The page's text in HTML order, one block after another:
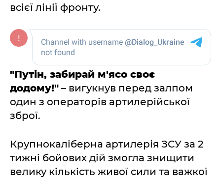
всієї лінії фронту.
"Путін, забирай м'ясо своє
додому!" – вигукнув перед залпом
один з операторів артилерійської
зброї.
Крупнокаліберна артилерія ЗСУ за 2
тижні бойових дій змогла знищити
велику кількість живої сили та важкої